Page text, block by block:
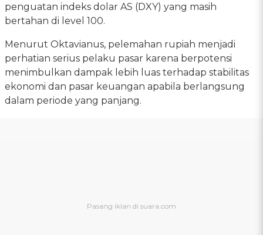
penguatan indeks dolar AS (DXY) yang masih
bertahan di level 100.
Menurut Oktavianus, pelemahan rupiah menjadi
perhatian serius pelaku pasar karena berpotensi
menimbulkan dampak lebih luas terhadap stabilitas
ekonomi dan pasar keuangan apabila berlangsung
dalam periode yang panjang.